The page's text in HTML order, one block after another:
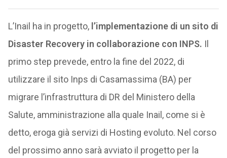
L’Inail ha in progetto,l’implementazione di un sito di
Disaster Recovery in collaborazione con INPS. Il
primo step prevede, entro la fine del 2022, di
utilizzare il sito Inps di Casamassima (BA) per
migrare l’infrastruttura di DR del Ministero della
Salute, amministrazione alla quale Inail, come si è
detto, eroga già servizi di Hosting evoluto. Nel corso
del prossimo anno sarà avviato il progetto per la